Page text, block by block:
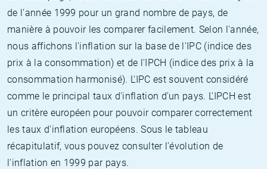
de l'année 1999 pour un grand nombre de pays, de
manière à pouvoir les comparer facilement. Selon l'année,
nous affichons l'inflation sur la base de l'IPC (indice des
prix à la consommation) et de l'IPCH (indice des prix à la
consommation harmonisé). L'IPC est souvent considéré
comme le principal taux d'inflation d'un pays. L'IPCH est
un critère européen pour pouvoir comparer correctement
les taux d'inflation européens. Sous le tableau
récapitulatif, vous pouvez consulter l'évolution de
l'inflation en 1999 par pays.